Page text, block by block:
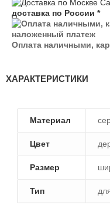
доставка по России *
Оплата наличными,
ХАРАКТЕРИСТИКИ
Материал
Цвет
Размер
Тип